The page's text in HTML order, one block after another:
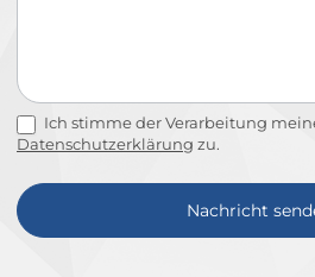
Ich stimme der Verarbeitung
Datenschutzerklärung zu.
Nachricht